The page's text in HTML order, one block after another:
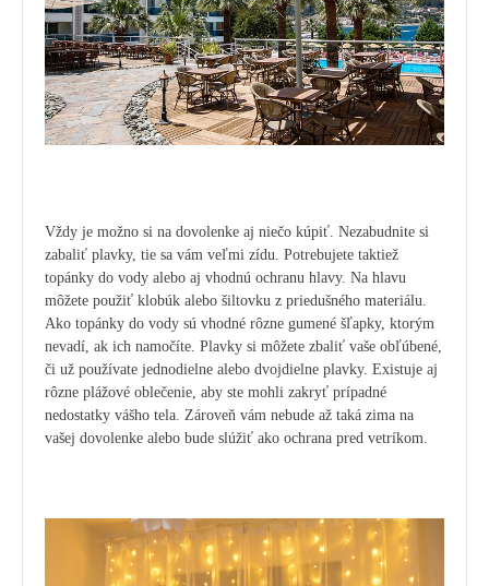
Vždy je možno si na dovolenke aj niečo kúpiť. Nezabudnite si
zabaliť plavky, tie sa vám veľmi zídu. Potrebujete taktiež
topánky do vody alebo aj vhodnú ochranu hlavy. Na hlavu
môžete použiť klobúk alebo šiltovku z priedušného materiálu.
Ako topánky do vody sú vhodné rôzne gumené šľapky, ktorým
nevadí, ak ich namočíte. Plavky si môžete zbaliť vaše obľúbené,
či už používate jednodielne alebo dvojdielne plavky. Existuje aj
rôzne plážové oblečenie, aby ste mohli zakryť prípadné
nedostatky vášho tela. Zároveň vám nebude až taká zima na
vašej dovolenke alebo bude slúžiť ako ochrana pred vetríkom.